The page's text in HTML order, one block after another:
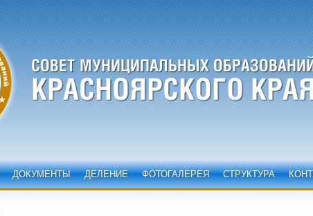
ДОКУМЕНТЫ ДЕЛЕНИЕ ФОТОГАЛЕРЕЯ СТРУКТУРА